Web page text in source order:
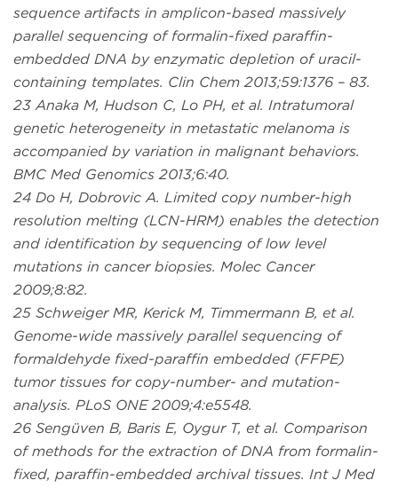
sequence artifacts in amplicon-based massively
parallel sequencing of formalin-fixed paraffin-
embedded DNA by enzymatic depletion of uracil-
containing templates. Clin Chem 2013;59:1376 – 83.
23 Anaka M, Hudson C, Lo PH, et al. Intratumoral
genetic heterogeneity in metastatic melanoma is
accompanied by variation in malignant behaviors.
BMC Med Genomics 2013;6:40.
24 Do H, Dobrovic A. Limited copy number-high
resolution melting (LCN-HRM) enables the detection
and identification by sequencing of low level
mutations in cancer biopsies. Molec Cancer
2009;8:82.
25 Schweiger MR, Kerick M, Timmermann B, et al.
Genome-wide massively parallel sequencing of
formaldehyde fixed-paraffin embedded (FFPE)
tumor tissues for copy-number- and mutation-
analysis. PLoS ONE 2009;4:e5548.
26 Sengüven B, Baris E, Oygur T, et al. Comparison
of methods for the extraction of DNA from formalin-
fixed, paraffin-embedded archival tissues. Int J Med